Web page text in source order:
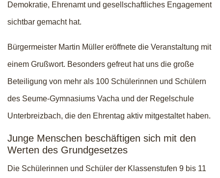
Demokratie, Ehrenamt und gesellschaftliches Engagement
sichtbar gemacht hat.
Bürgermeister Martin Müller eröffnete die Veranstaltung mit
einem Grußwort. Besonders gefreut hat uns die große
Beteiligung von mehr als 100 Schülerinnen und Schülern
des Seume-Gymnasiums Vacha und der Regelschule
Unterbreizbach, die den Ehrentag aktiv mitgestaltet haben.
Junge Menschen beschäftigen sich mit den
Werten des Grundgesetzes
Die Schülerinnen und Schüler der Klassenstufen 9 bis 11